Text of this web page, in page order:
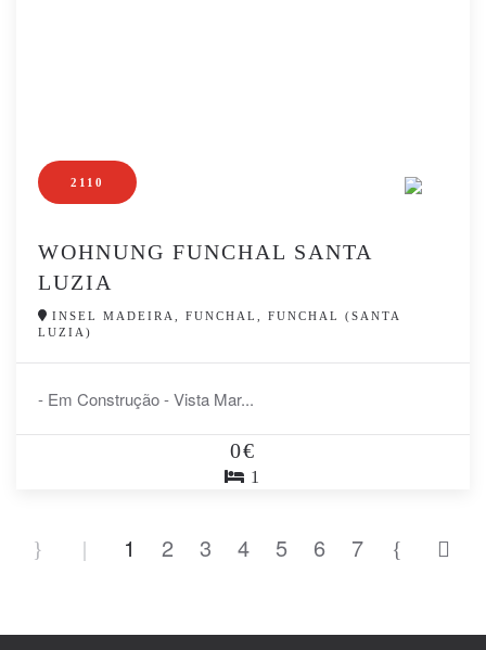
2110
WOHNUNG FUNCHAL SANTA
LUZIA
INSEL MADEIRA, FUNCHAL, FUNCHAL (SANTA
LUZIA)
- Em Construção - Vista Mar...
0€
1
1 2 3 4 5 6 7